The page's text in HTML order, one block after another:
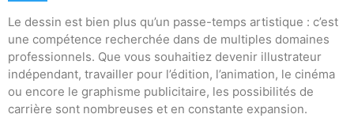
Le dessin est bien plus qu’un passe-temps artistique : c’est
une compétence recherchée dans de multiples domaines
professionnels. Que vous souhaitiez devenir illustrateur
indépendant, travailler pour l’édition, l’animation, le cinéma
ou encore le graphisme publicitaire, les possibilités de
carrière sont nombreuses et en constante expansion.